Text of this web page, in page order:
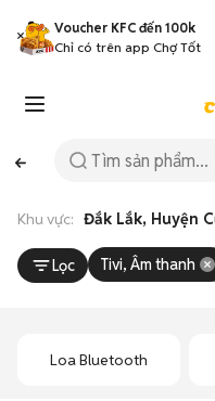
Voucher KFC đến 100k
Chỉ có trên app Chợ Tốt
Khu vực: Đắk Lắk, Huyện
Lọc Tivi, Âm thanh
Loa Bluetooth